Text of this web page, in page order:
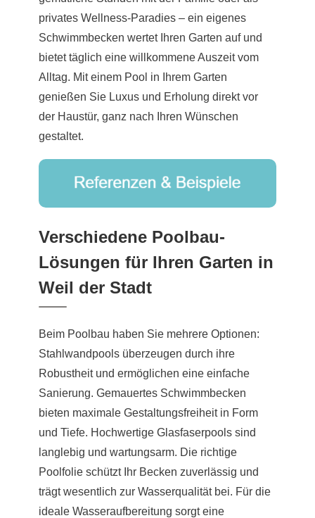
privates Wellness-Paradies – ein eigenes
Schwimmbecken wertet Ihren Garten auf und
bietet täglich eine willkommene Auszeit vom
Alltag. Mit einem Pool in Ihrem Garten
genießen Sie Luxus und Erholung direkt vor
der Haustür, ganz nach Ihren Wünschen
gestaltet.
Verschiedene Poolbau-
Lösungen für Ihren Garten in
Weil der Stadt
Beim Poolbau haben Sie mehrere Optionen:
Stahlwandpools überzeugen durch ihre
Robustheit und ermöglichen eine einfache
Sanierung. Gemauertes Schwimmbecken
bieten maximale Gestaltungsfreiheit in Form
und Tiefe. Hochwertige Glasfaserpools sind
langlebig und wartungsarm. Die richtige
Poolfolie schützt Ihr Becken zuverlässig und
trägt wesentlich zur Wasserqualität bei. Für die
ideale Wasseraufbereitung sorgt eine